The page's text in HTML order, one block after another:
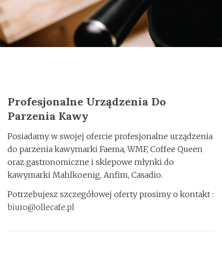
Profesjonalne Urządzenia Do
Parzenia Kawy
Posiadamy w swojej ofercie profesjonalne urządzenia
do parzenia kawymarki Faema, WMF, Coffee Queen
oraz gastronomiczne i sklepowe młynki do
kawymarki Mahlkoenig, Anfim, Casadio.
Potrzebujesz szczegółowej oferty prosimy o kontakt :
biuro@ollecafe.pl